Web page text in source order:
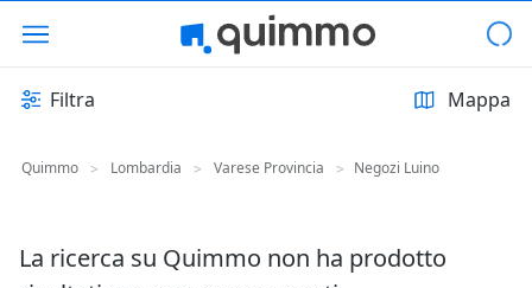
Filtra Mappa
Quimmo > Lombardia > Varese Provincia > Negozi Luino
La ricerca su Quimmo non ha prodotto